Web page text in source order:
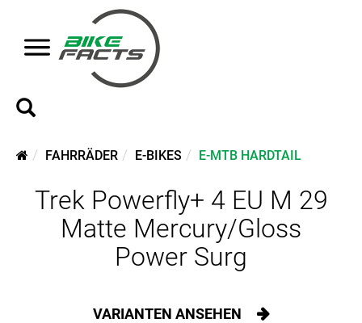
FAHRRÄDER E-BIKES E-MTB HARDTAIL
Trek Powerfly+ 4 EU M 29
Matte Mercury/Gloss
Power Surg
VARIANTEN ANSEHEN